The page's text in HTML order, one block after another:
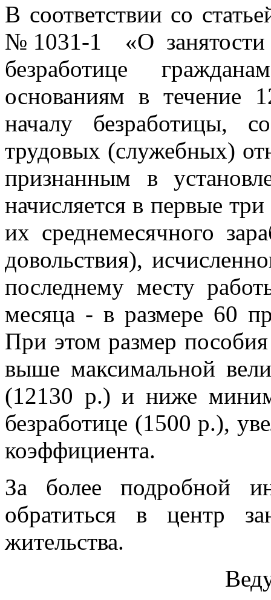
В соответствии со
№1031-1 «О занятости
безработице
основаниям в течение
началу безработицы,
трудовых (служебных)
признанным в
начисляется в первые
их среднемесячного
довольствия),
последнему месту
месяца - в размере 60
При этом размер
выше максимальной
(12130 р.) и ниже
безработице (1500 р.),
коэффициента.
За более подробной
обратиться в центр
жительства.